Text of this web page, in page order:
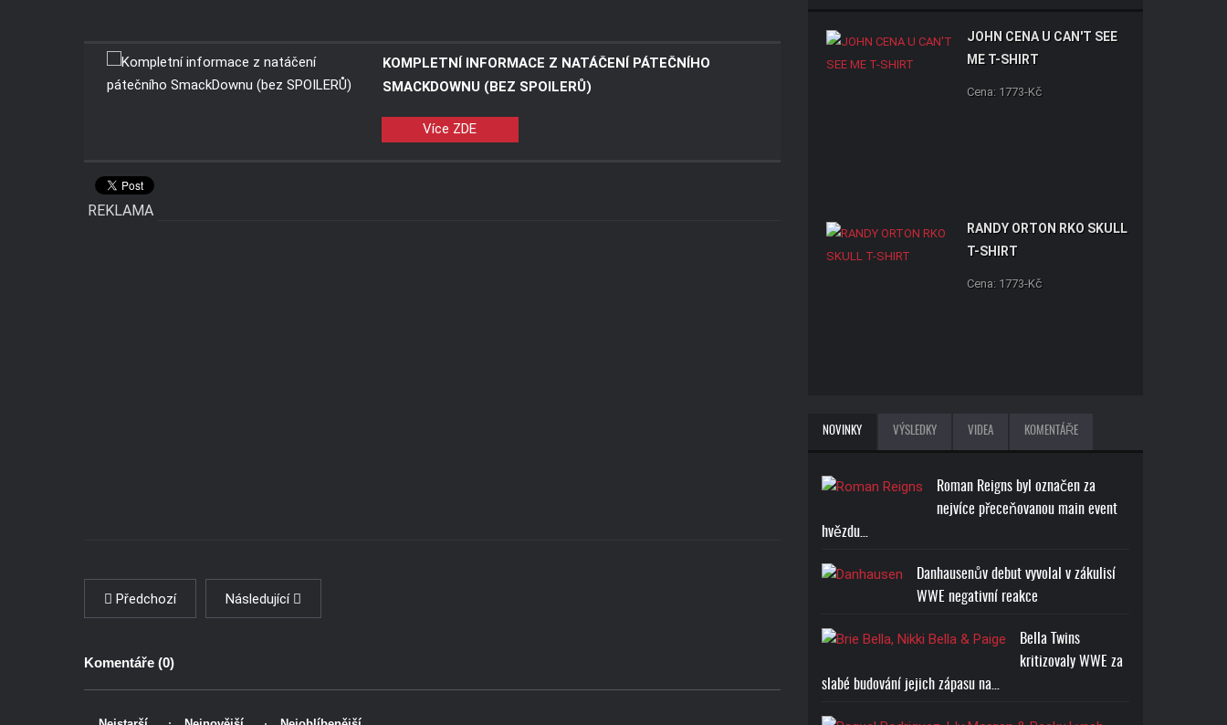
KOMPLETNÍ INFORMACE Z NATÁČENÍ PÁTEČNÍHO
SMACKDOWNU (BEZ SPOILERŮ)
Více ZDE
REKLAMA
Předchozí Následující
Komentáře (0)
JOHN CENA U CAN'T SEE
ME T-SHIRT
Cena: 1773-Kč
RANDY ORTON RKO SKULL
T-SHIRT
Cena: 1773-Kč
BROCK LESNAR BEAST T-
ONLY T-SHIRT
Cena: 1773-Kč
NOVINKY VÝSLEDKY VIDEA KOMENTÁŘE
Roman Reigns byl označen za
nejvíce přeceňovanou main event
hvězdu…
Danhausenův debut vyvolal v zákulisí
WWE negativní reakce
Bella Twins
kritizovaly WWE za
slabé budování jejich zápasu na…